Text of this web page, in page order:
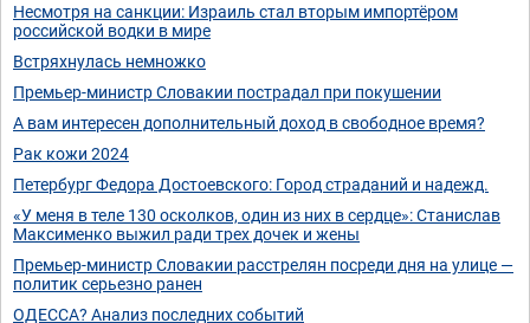
Несмотря на санкции: Израиль стал вторым импортёром
российской водки в мире
Встряхнулась немножко
Премьер-министр Словакии пострадал при покушении
А вам интересен дополнительный доход в свободное время?
Рак кожи 2024
Петербург Федора Достоевского: Город страданий и надежд.
«У меня в теле 130 осколков, один из них в сердце»: Станислав
Максименко выжил ради трех дочек и жены
Премьер-министр Словакии расстрелян посреди дня на улице —
политик серьезно ранен
ОДЕССА? Анализ последних событий